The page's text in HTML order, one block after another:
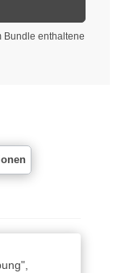
Bundle enthaltene